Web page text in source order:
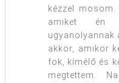
kézzel
amiket én
ugyanolyannak
akkor, amikor
fok, kímélő és
megtettem.